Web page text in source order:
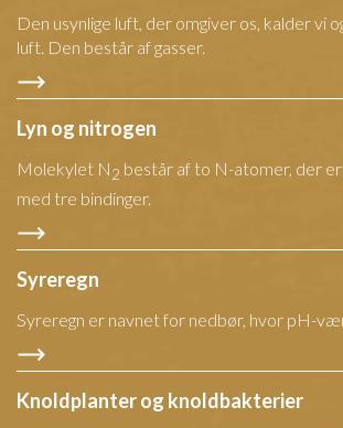
Den usynlige luft, der omgiver os, kalder vi
luft. Den består af gasser.
Lyn og nitrogen
Molekylet N2 består af to N-atomer, der
med tre bindinger.
Syreregn
Syreregn er navnet for nedbør, hvor pH-
Knoldplanter og knoldbakterier